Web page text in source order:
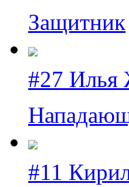
Защитник
#27 Илья
#11